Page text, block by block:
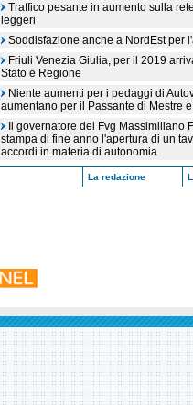
Traffico pesante in aumento sulla
leggeri
Soddisfazione anche a NordEst per
Friuli Venezia Giulia, per il 2019
Stato e Regione
Niente aumenti per i pedaggi di
aumentano per il Passante di Mestre
Il governatore del Fvg
stampa di fine anno l'apertura di un
accordi in materia di autonomia
La redazione